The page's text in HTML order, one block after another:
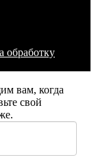
обработку
вам, когда
свой